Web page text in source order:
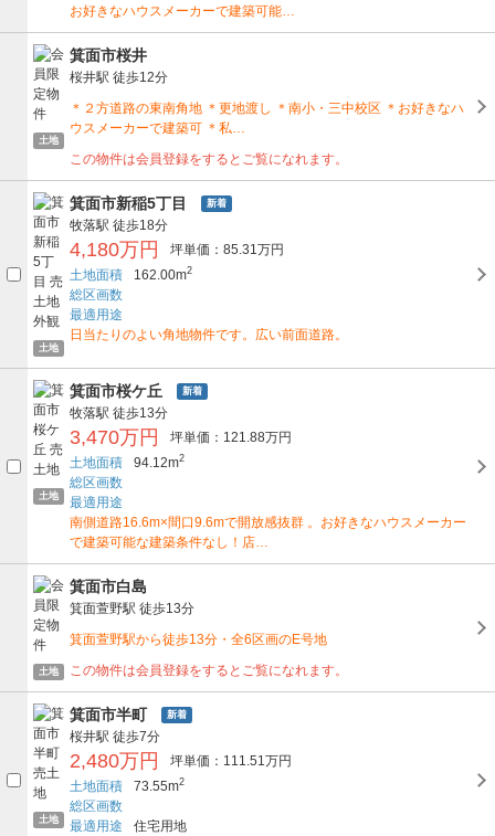
お好きなハウスメーカーで建築可能…
土地
箕面市桜井
桜井駅 徒歩12分
＊２方道路の東南角地 ＊更地渡し ＊南小・三中校区 ＊お好きなハ
ウスメーカーで建築可 ＊私…
この物件は会員登録をするとご覧になれます。
土地
箕面市新稲5丁目 新着
牧落駅 徒歩18分
4,180万円
坪単価：85.31万円
土地面積
162.00m2
総区画数
最適用途
日当たりのよい角地物件です。広い前面道路。
土地
箕面市桜ケ丘 新着
牧落駅 徒歩13分
3,470万円
坪単価：121.88万円
土地面積
94.12m2
総区画数
最適用途
南側道路16.6m×間口9.6mで開放感抜群 。お好きなハウスメーカー
で建築可能な建築条件なし！店…
土地
箕面市白島
箕面萱野駅 徒歩13分
箕面萱野駅から徒歩13分・全6区画のE号地
この物件は会員登録をするとご覧になれます。
土地
箕面市半町 新着
桜井駅 徒歩7分
2,480万円
坪単価：111.51万円
土地面積
73.55m2
総区画数
最適用途
住宅用地